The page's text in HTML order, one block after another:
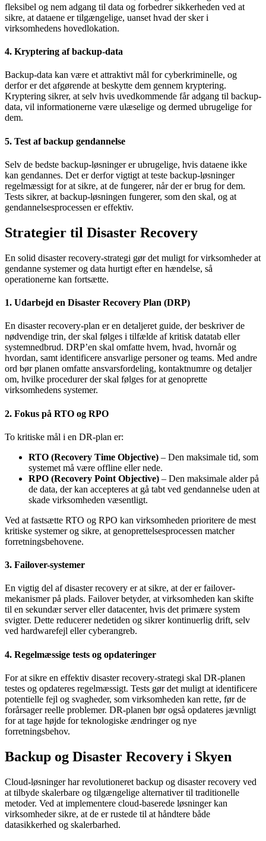
fleksibel og nem adgang til data og forbedrer sikkerheden ved at
sikre, at dataene er tilgængelige, uanset hvad der sker i
virksomhedens hovedlokation.
4. Kryptering af backup-data
Backup-data kan være et attraktivt mål for cyberkriminelle, og
derfor er det afgørende at beskytte dem gennem kryptering.
Kryptering sikrer, at selv hvis uvedkommende får adgang til backup-
data, vil informationerne være ulæselige og dermed ubrugelige for
dem.
5. Test af backup gendannelse
Selv de bedste backup-løsninger er ubrugelige, hvis dataene ikke
kan gendannes. Det er derfor vigtigt at teste backup-løsninger
regelmæssigt for at sikre, at de fungerer, når der er brug for dem.
Tests sikrer, at backup-løsningen fungerer, som den skal, og at
gendannelsesprocessen er effektiv.
Strategier til Disaster Recovery
En solid disaster recovery-strategi gør det muligt for virksomheder at
gendanne systemer og data hurtigt efter en hændelse, så
operationerne kan fortsætte.
1. Udarbejd en Disaster Recovery Plan (DRP)
En disaster recovery-plan er en detaljeret guide, der beskriver de
nødvendige trin, der skal følges i tilfælde af kritisk datatab eller
systemnedbrud. DRP’en skal omfatte hvem, hvad, hvornår og
hvordan, samt identificere ansvarlige personer og teams. Med andre
ord bør planen omfatte ansvarsfordeling, kontaktnumre og detaljer
om, hvilke procedurer der skal følges for at genoprette
virksomhedens systemer.
2. Fokus på RTO og RPO
To kritiske mål i en DR-plan er:
RTO (Recovery Time Objective) – Den maksimale tid, som
systemet må være offline eller nede.
RPO (Recovery Point Objective) – Den maksimale alder på
de data, der kan accepteres at gå tabt ved gendannelse uden at
skade virksomheden væsentligt.
Ved at fastsætte RTO og RPO kan virksomheden prioritere de mest
kritiske systemer og sikre, at genoprettelsesprocessen matcher
forretningsbehovene.
3. Failover-systemer
En vigtig del af disaster recovery er at sikre, at der er failover-
mekanismer på plads. Failover betyder, at virksomheden kan skifte
til en sekundær server eller datacenter, hvis det primære system
svigter. Dette reducerer nedetiden og sikrer kontinuerlig drift, selv
ved hardwarefejl eller cyberangreb.
4. Regelmæssige tests og opdateringer
For at sikre en effektiv disaster recovery-strategi skal DR-planen
testes og opdateres regelmæssigt. Tests gør det muligt at identificere
potentielle fejl og svagheder, som virksomheden kan rette, før de
forårsager reelle problemer. DR-planen bør også opdateres jævnligt
for at tage højde for teknologiske ændringer og nye
forretningsbehov.
Backup og Disaster Recovery i Skyen
Cloud-løsninger har revolutioneret backup og disaster recovery ved
at tilbyde skalerbare og tilgængelige alternativer til traditionelle
metoder. Ved at implementere cloud-baserede løsninger kan
virksomheder sikre, at de er rustede til at håndtere både
datasikkerhed og skalerbarhed.